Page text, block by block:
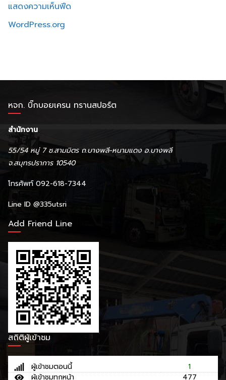
แสดงความเห็นฟีด
WordPress.org
หจก. บิ๊กบอยเครน ทรานสปอร์ต
สำนักงาน
55/54 หมู่ 7 ซ.สามมิตร ถ.บางพลี-หนามแดง อ.บางพลี
จ.สมุทรปราการ 10540
โทรศัพท์ 092-618-7344
Line ID @335utsri
Add Friend Line
สถิติผู้เข้าชม
ผู้เข้าชมตอนนี้
1
ผู้เข้าชมทุกหน้า
477